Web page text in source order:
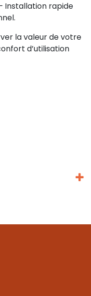
Installation rapide
la valeur de votre
d’utilisation